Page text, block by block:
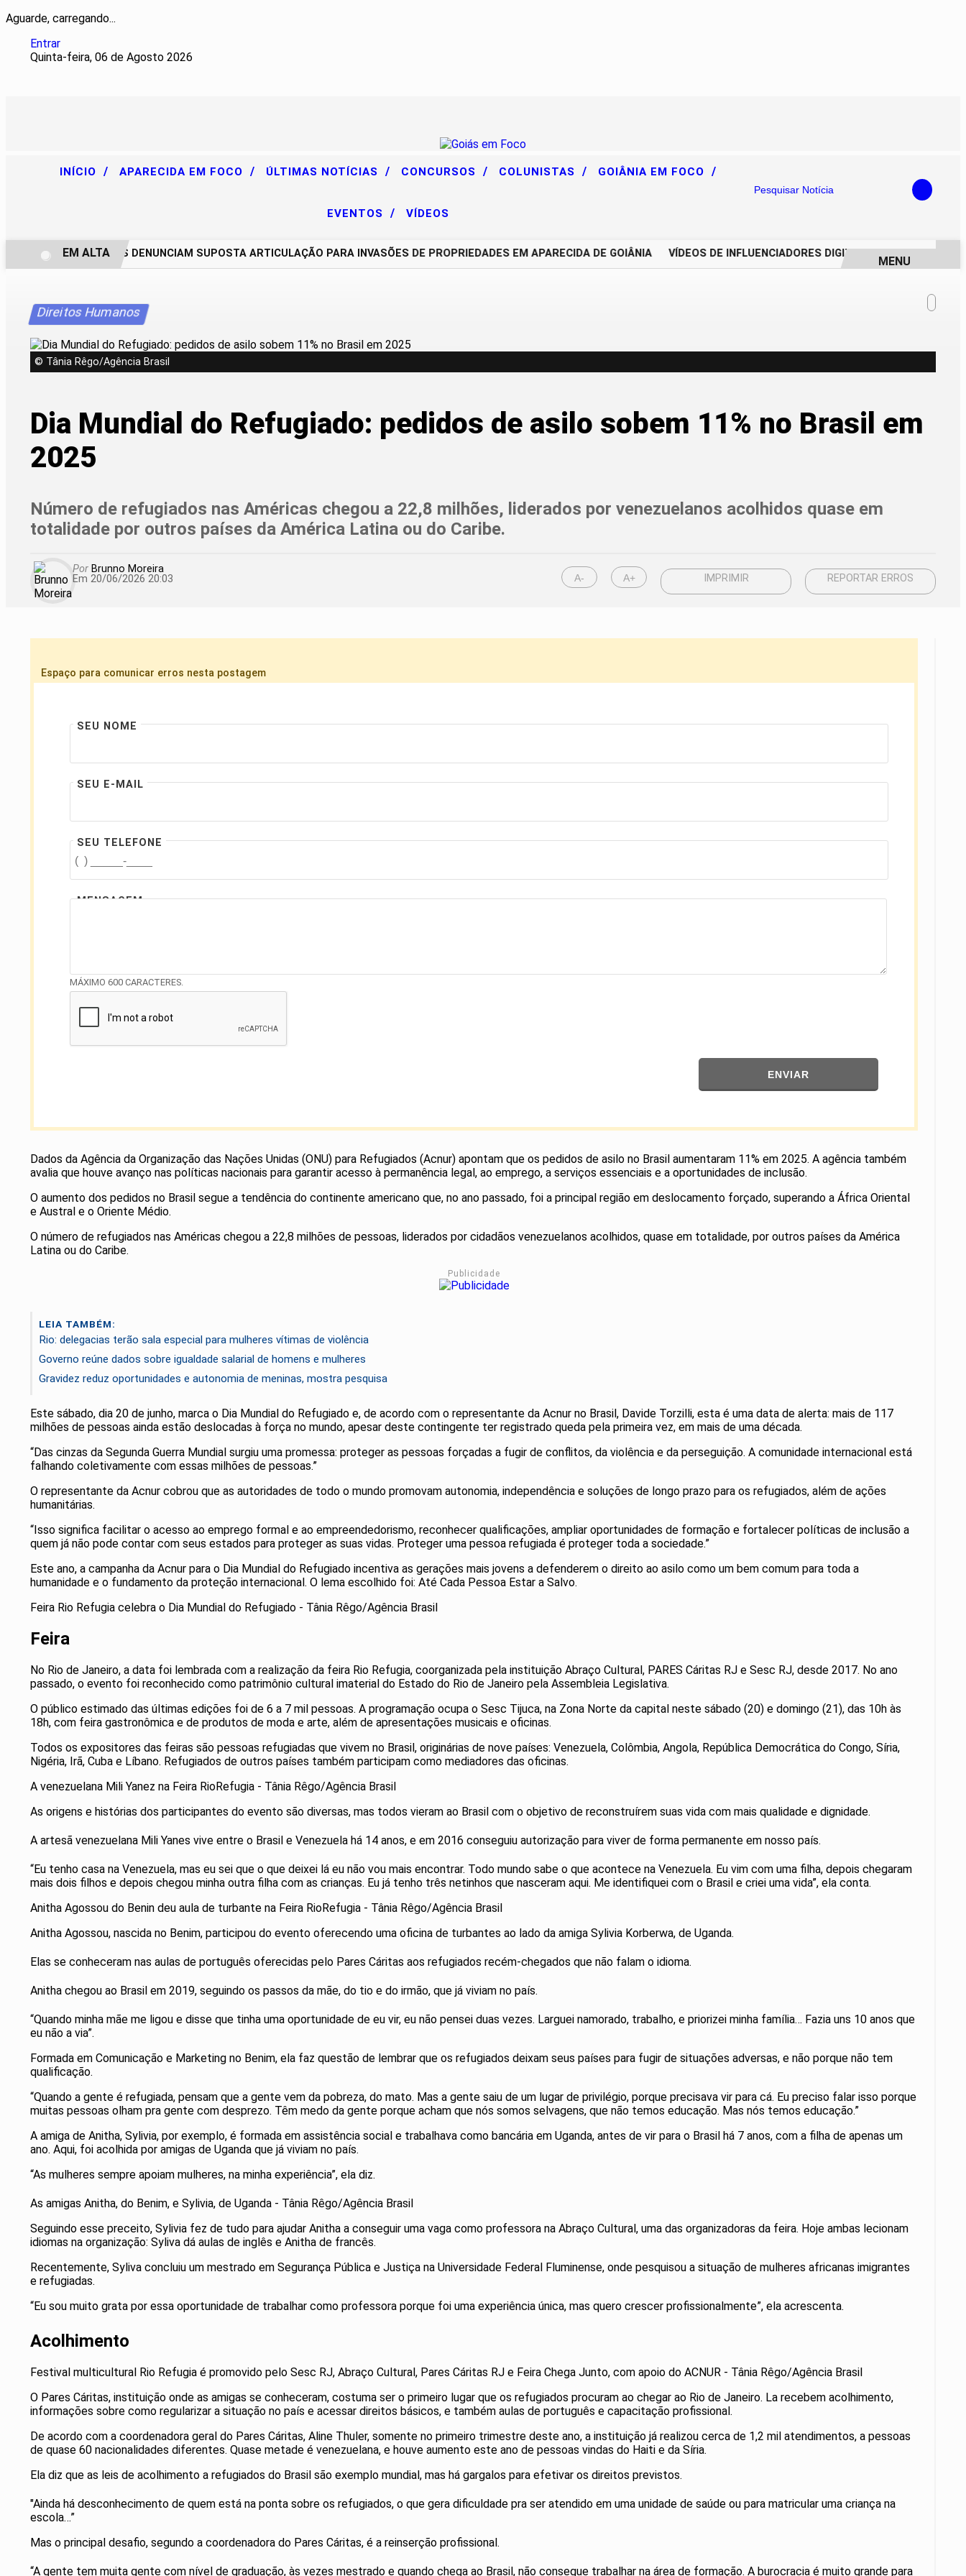
Aguarde, carregando...
Entrar
Quinta-feira, 06 de Agosto 2026
Pesquisar Notícia
INÍCIO / APARECIDA EM FOCO / ÚLTIMAS NOTÍCIAS / CONCURSOS / COLUNISTAS / GOIÂNIA EM FOCO /
EVENTOS / VÍDEOS
CHACAREIROS DENUNCIAM SUPOSTA ARTICULAÇÃO PARA INVASÕES DE PROPRIEDADES EM APARECIDA DE GOIÂNIA VÍDEOS DE INFLUENCIADORES DIGITAIS IMPULSIONAM
EM ALTA
MENU
Direitos Humanos
© Tânia Rêgo/Agência Brasil
Dia Mundial do Refugiado: pedidos de asilo sobem 11% no Brasil em
2025
Número de refugiados nas Américas chegou a 22,8 milhões, liderados por venezuelanos acolhidos quase em
totalidade por outros países da América Latina ou do Caribe.
Por Brunno Moreira
Em 20/06/2026 20:03
A- A+ IMPRIMIR REPORTAR ERROS
Espaço para comunicar erros nesta postagem
SEU NOME
SEU E-MAIL
SEU TELEFONE
MENSAGEM
MÁXIMO 600 CARACTERES.
ENVIAR
Dados da Agência da Organização das Nações Unidas (ONU) para Refugiados (Acnur) apontam que os pedidos de asilo no Brasil aumentaram 11% em 2025. A agência também
avalia que houve avanço nas políticas nacionais para garantir acesso à permanência legal, ao emprego, a serviços essenciais e a oportunidades de inclusão.
O aumento dos pedidos no Brasil segue a tendência do continente americano que, no ano passado, foi a principal região em deslocamento forçado, superando a África Oriental
e Austral e o Oriente Médio.
O número de refugiados nas Américas chegou a 22,8 milhões de pessoas, liderados por cidadãos venezuelanos acolhidos, quase em totalidade, por outros países da América
Latina ou do Caribe.
Publicidade
LEIA TAMBÉM:
Rio: delegacias terão sala especial para mulheres vítimas de violência
Governo reúne dados sobre igualdade salarial de homens e mulheres
Gravidez reduz oportunidades e autonomia de meninas, mostra pesquisa
Este sábado, dia 20 de junho, marca o Dia Mundial do Refugiado e, de acordo com o representante da Acnur no Brasil, Davide Torzilli, esta é uma data de alerta: mais de 117
milhões de pessoas ainda estão deslocadas à força no mundo, apesar deste contingente ter registrado queda pela primeira vez, em mais de uma década.
“Das cinzas da Segunda Guerra Mundial surgiu uma promessa: proteger as pessoas forçadas a fugir de conflitos, da violência e da perseguição. A comunidade internacional está
falhando coletivamente com essas milhões de pessoas.”
O representante da Acnur cobrou que as autoridades de todo o mundo promovam autonomia, independência e soluções de longo prazo para os refugiados, além de ações
humanitárias.
“Isso significa facilitar o acesso ao emprego formal e ao empreendedorismo, reconhecer qualificações, ampliar oportunidades de formação e fortalecer políticas de inclusão a
quem já não pode contar com seus estados para proteger as suas vidas. Proteger uma pessoa refugiada é proteger toda a sociedade.”
Este ano, a campanha da Acnur para o Dia Mundial do Refugiado incentiva as gerações mais jovens a defenderem o direito ao asilo como um bem comum para toda a
humanidade e o fundamento da proteção internacional. O lema escolhido foi: Até Cada Pessoa Estar a Salvo.
Feira Rio Refugia celebra o Dia Mundial do Refugiado - Tânia Rêgo/Agência Brasil
Feira
No Rio de Janeiro, a data foi lembrada com a realização da feira Rio Refugia, coorganizada pela instituição Abraço Cultural, PARES Cáritas RJ e Sesc RJ, desde 2017. No ano
passado, o evento foi reconhecido como patrimônio cultural imaterial do Estado do Rio de Janeiro pela Assembleia Legislativa.
O público estimado das últimas edições foi de 6 a 7 mil pessoas. A programação ocupa o Sesc Tijuca, na Zona Norte da capital neste sábado (20) e domingo (21), das 10h às
18h, com feira gastronômica e de produtos de moda e arte, além de apresentações musicais e oficinas.
Todos os expositores das feiras são pessoas refugiadas que vivem no Brasil, originárias de nove países: Venezuela, Colômbia, Angola, República Democrática do Congo, Síria,
Nigéria, Irã, Cuba e Líbano. Refugiados de outros países também participam como mediadores das oficinas.
A venezuelana Mili Yanez na Feira RioRefugia - Tânia Rêgo/Agência Brasil
As origens e histórias dos participantes do evento são diversas, mas todos vieram ao Brasil com o objetivo de reconstruírem suas vida com mais qualidade e dignidade.
A artesã venezuelana Mili Yanes vive entre o Brasil e Venezuela há 14 anos, e em 2016 conseguiu autorização para viver de forma permanente em nosso país.
“Eu tenho casa na Venezuela, mas eu sei que o que deixei lá eu não vou mais encontrar. Todo mundo sabe o que acontece na Venezuela. Eu vim com uma filha, depois chegaram
mais dois filhos e depois chegou minha outra filha com as crianças. Eu já tenho três netinhos que nasceram aqui. Me identifiquei com o Brasil e criei uma vida”, ela conta.
Anitha Agossou do Benin deu aula de turbante na Feira RioRefugia - Tânia Rêgo/Agência Brasil
Anitha Agossou, nascida no Benim, participou do evento oferecendo uma oficina de turbantes ao lado da amiga Sylivia Korberwa, de Uganda.
Elas se conheceram nas aulas de português oferecidas pelo Pares Cáritas aos refugiados recém-chegados que não falam o idioma.
Anitha chegou ao Brasil em 2019, seguindo os passos da mãe, do tio e do irmão, que já viviam no país.
“Quando minha mãe me ligou e disse que tinha uma oportunidade de eu vir, eu não pensei duas vezes. Larguei namorado, trabalho, e priorizei minha família… Fazia uns 10 anos que
eu não a via”.
Formada em Comunicação e Marketing no Benim, ela faz questão de lembrar que os refugiados deixam seus países para fugir de situações adversas, e não porque não tem
qualificação.
“Quando a gente é refugiada, pensam que a gente vem da pobreza, do mato. Mas a gente saiu de um lugar de privilégio, porque precisava vir para cá. Eu preciso falar isso porque
muitas pessoas olham pra gente com desprezo. Têm medo da gente porque acham que nós somos selvagens, que não temos educação. Mas nós temos educação.”
A amiga de Anitha, Sylivia, por exemplo, é formada em assistência social e trabalhava como bancária em Uganda, antes de vir para o Brasil há 7 anos, com a filha de apenas um
ano. Aqui, foi acolhida por amigas de Uganda que já viviam no país.
“As mulheres sempre apoiam mulheres, na minha experiência”, ela diz.
As amigas Anitha, do Benim, e Sylivia, de Uganda - Tânia Rêgo/Agência Brasil
Seguindo esse preceito, Sylivia fez de tudo para ajudar Anitha a conseguir uma vaga como professora na Abraço Cultural, uma das organizadoras da feira. Hoje ambas lecionam
idiomas na organização: Syliva dá aulas de inglês e Anitha de francês.
Recentemente, Syliva concluiu um mestrado em Segurança Pública e Justiça na Universidade Federal Fluminense, onde pesquisou a situação de mulheres africanas imigrantes
e refugiadas.
“Eu sou muito grata por essa oportunidade de trabalhar como professora porque foi uma experiência única, mas quero crescer profissionalmente”, ela acrescenta.
Acolhimento
Festival multicultural Rio Refugia é promovido pelo Sesc RJ, Abraço Cultural, Pares Cáritas RJ e Feira Chega Junto, com apoio do ACNUR - Tânia Rêgo/Agência Brasil
O Pares Cáritas, instituição onde as amigas se conheceram, costuma ser o primeiro lugar que os refugiados procuram ao chegar ao Rio de Janeiro. La recebem acolhimento,
informações sobre como regularizar a situação no país e acessar direitos básicos, e também aulas de português e capacitação profissional.
De acordo com a coordenadora geral do Pares Cáritas, Aline Thuler, somente no primeiro trimestre deste ano, a instituição já realizou cerca de 1,2 mil atendimentos, a pessoas
de quase 60 nacionalidades diferentes. Quase metade é venezuelana, e houve aumento este ano de pessoas vindas do Haiti e da Síria.
Ela diz que as leis de acolhimento a refugiados do Brasil são exemplo mundial, mas há gargalos para efetivar os direitos previstos.
"Ainda há desconhecimento de quem está na ponta sobre os refugiados, o que gera dificuldade pra ser atendido em uma unidade de saúde ou para matricular uma criança na
escola…”
Mas o principal desafio, segundo a coordenadora do Pares Cáritas, é a reinserção profissional.
“A gente tem muita gente com nível de graduação, às vezes mestrado e quando chega ao Brasil, não consegue trabalhar na área de formação. A burocracia é muito grande para